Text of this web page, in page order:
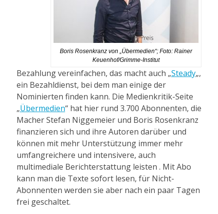
Boris Rosenkranz von „Übermedien“; Foto: Rainer
Keuenhof/Grimme-Institut
Bezahlung vereinfachen, das macht auch „Steady„,
ein Bezahldienst, bei dem man einige der
Nominierten finden kann. Die Medienkritik-Seite
„Übermedien“ hat hier rund 3.700 Abonnenten, die
Macher Stefan Niggemeier und Boris Rosenkranz
finanzieren sich und ihre Autoren darüber und
können mit mehr Unterstützung immer mehr
umfangreichere und intensivere, auch
multimediale Berichterstattung leisten . Mit Abo
kann man die Texte sofort lesen, für Nicht-
Abonnenten werden sie aber nach ein paar Tagen
frei geschaltet.